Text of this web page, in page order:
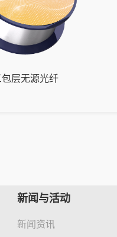
包层无源光纤
新闻与活动
新闻资讯